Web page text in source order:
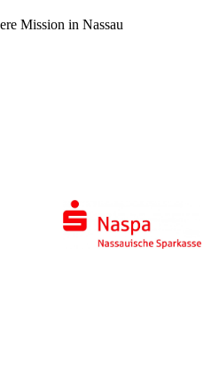
Mission in Nassau